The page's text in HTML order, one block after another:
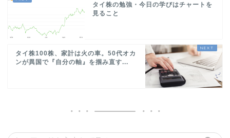
タイ株の勉強・今日の学びはチャートを
見ること
タイ株100株、家計は火の車。50代オカ
ンが異国で『自分の軸』を掴み直す...